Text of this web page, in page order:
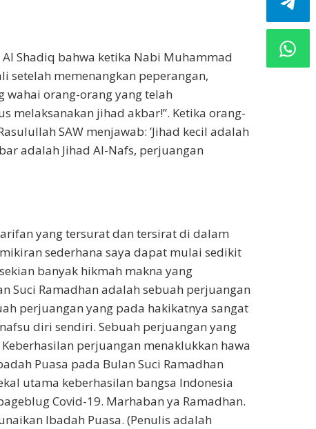
Shadiq bahwa ketika Nabi Muhammad
setelah memenangkan peperangan,
wahai orang-orang yang telah
melaksanakan jihad akbar!”. Ketika orang-
SAW menjawab: ’Jihad kecil adalah
adalah Jihad Al-Nafs, perjuangan
yang tersurat dan tersirat di dalam
sederhana saya dapat mulai sedikit
banyak hikmah makna yang
Suci Ramadhan adalah sebuah perjuangan
perjuangan yang pada hakikatnya sangat
diri sendiri. Sebuah perjuangan yang
perjuangan menaklukkan hawa
Puasa pada Bulan Suci Ramadhan
utama keberhasilan bangsa Indonesia
Covid-19. Marhaban ya Ramadhan.
Ibadah Puasa. (Penulis adalah